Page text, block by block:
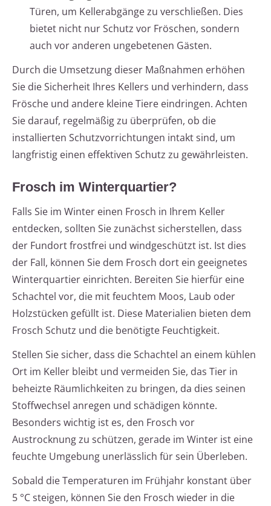
Türen, um Kellerabgänge zu verschließen. Dies
bietet nicht nur Schutz vor Fröschen, sondern
auch vor anderen ungebetenen Gästen.
Durch die Umsetzung dieser Maßnahmen erhöhen
Sie die Sicherheit Ihres Kellers und verhindern, dass
Frösche und andere kleine Tiere eindringen. Achten
Sie darauf, regelmäßig zu überprüfen, ob die
installierten Schutzvorrichtungen intakt sind, um
langfristig einen effektiven Schutz zu gewährleisten.
Frosch im Winterquartier?
Falls Sie im Winter einen Frosch in Ihrem Keller
entdecken, sollten Sie zunächst sicherstellen, dass
der Fundort frostfrei und windgeschützt ist. Ist dies
der Fall, können Sie dem Frosch dort ein geeignetes
Winterquartier einrichten. Bereiten Sie hierfür eine
Schachtel vor, die mit feuchtem Moos, Laub oder
Holzstücken gefüllt ist. Diese Materialien bieten dem
Frosch Schutz und die benötigte Feuchtigkeit.
Stellen Sie sicher, dass die Schachtel an einem kühlen
Ort im Keller bleibt und vermeiden Sie, das Tier in
beheizte Räumlichkeiten zu bringen, da dies seinen
Stoffwechsel anregen und schädigen könnte.
Besonders wichtig ist es, den Frosch vor
Austrocknung zu schützen, gerade im Winter ist eine
feuchte Umgebung unerlässlich für sein Überleben.
Sobald die Temperaturen im Frühjahr konstant über
5 °C steigen, können Sie den Frosch wieder in die